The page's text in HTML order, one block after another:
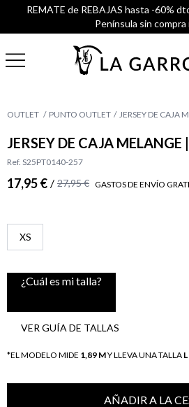
REMATE de REBAJAS hasta -60%
Península sin compra
OUTLET PUNTO OUTLET JERSEY DE CAJA
JERSEY DE CAJA MELANGE
Ref. S25PT0140-257
17,95 € / 27,95 € GASTOS DE ENVÍO
XS
¿Cuál es mi talla?
VER GUÍA DE TALLAS
*EL MODELO MIDE 1,89 MY LLEVA UNA TALLA L
AÑADIR A LA